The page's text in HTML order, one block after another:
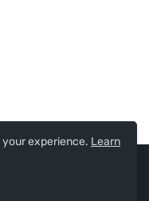
experience. Learn